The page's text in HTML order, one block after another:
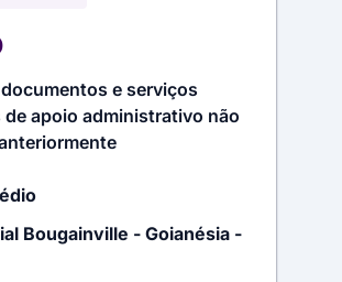
e serviços
apoio administrativo não
Bougainville - Goianésia -